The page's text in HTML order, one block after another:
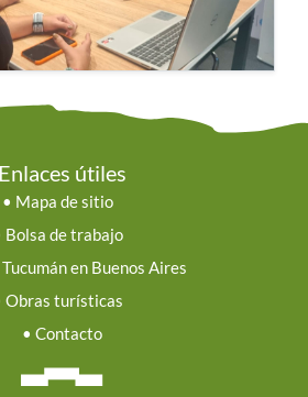
Enlaces útiles
• Mapa de sitio
Bolsa de trabajo
en Buenos Aires
Obras turísticas
• Contacto